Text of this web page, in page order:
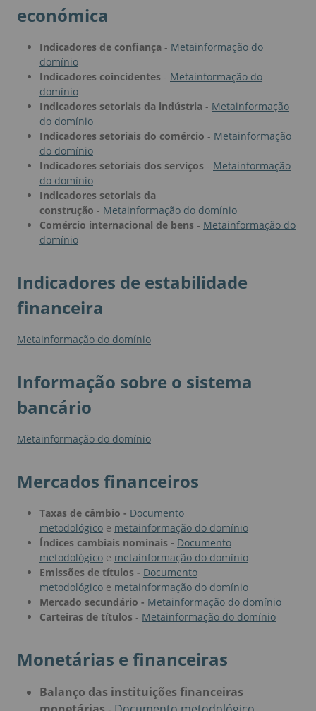
económica
Indicadores de confiança - Metainformação do
domínio
Indicadores coincidentes - Metainformação do
domínio
Indicadores setoriais da indústria - Metainformação
do domínio
Indicadores setoriais do comércio - Metainformação
do domínio
Indicadores setoriais dos serviços - Metainformação
do domínio
Indicadores setoriais da
construção - Metainformação do domínio
Comércio internacional de bens - Metainformação do
domínio
Indicadores de estabilidade
financeira
Metainformação do domínio
Informação sobre o sistema
bancário
Metainformação do domínio
Mercados financeiros
Taxas de câmbio - Documento
metodológico e metainformação do domínio
Índices cambiais nominais - Documento
metodológico e metainformação do domínio
Emissões de títulos - Documento
metodológico e metainformação do domínio
Mercado secundário - Metainformação do domínio
Carteiras de títulos - Metainformação do domínio
Monetárias e financeiras
Balanço das instituições financeiras